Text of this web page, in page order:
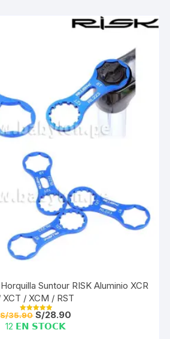
Suntour RISK Aluminio XCR
XCT / XCM / RST
Valorado con
5.00
de 5
S/35.90 El
precio
original
S/28.90
12 𝗘𝗡 𝗦𝗧𝗢𝗖𝗞